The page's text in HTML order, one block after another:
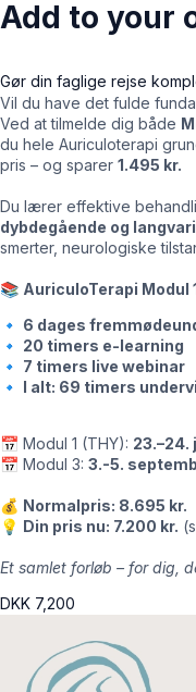
Add to your
Gør din faglige rejse
Vil du have det fulde
Ved at tilmelde dig både
du hele Auriculoterapi
pris – og sparer 1.495 kr.
Du lærer effektive
dybdegående og
smerter, neurologiske
📚 AuriculoTerapi Modul
🔹 6 dages
🔹 20 timers e-learning
🔹 7 timers live webinar
🔹 I alt: 69 timers
📅 Modul 1 (THY): 23.–24.
📅 Modul 3: 3.-5.
💰 Normalpris: 8.695 kr.
💡 Din pris nu: 7.200 kr.
Et samlet forløb – for dig,
DKK 7,200